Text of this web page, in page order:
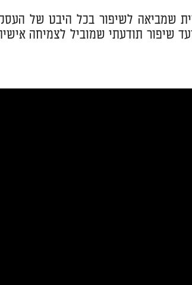
שמביאה לשיפור בכל היבט של
שיפור תודעתי שמוביל לצמיחה